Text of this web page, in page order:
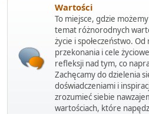
Wartości
To miejsce, gdzie
temat różnorodnych
życie i społeczeństwo.
przekonania i cele
refleksji nad tym, co
Zachęcamy do dzielenia
doświadczeniami i
zrozumieć siebie
wartościach, które